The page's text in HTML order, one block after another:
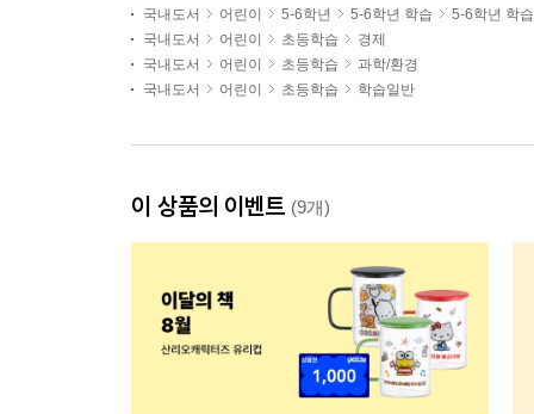
국내도서
어린이 5-6학년 5-6학년 학습
5-6학년 학
국내도서
어린이 초등학습
경제
국내도서
어린이 초등학습
과학/환경
국내도서
어린이 초등학습 학습일반
이 상품의 이벤트 (9개)